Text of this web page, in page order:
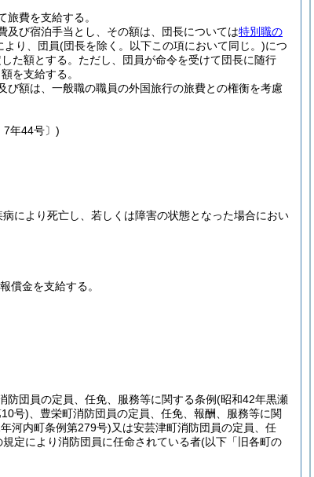
費を支給する。
び宿泊手当とし、その額は、団長については特別職の
より、団員(団長を除く。以下この項において同じ。)につ
た額とする。 ただし、団員が命令を受けて団長に随行
を支給する。
額は、一般職の職員の外国旅行の旅費との権衡を考慮
7年44号〕)
により死亡し、若しくは障害の状態となった場合におい
償金を支給する。
団員の定員、任免、服務等に関する条例(昭和42年黒瀬
号) 、豊栄町消防団員の定員、任免、報酬、服務等に関
河内町条例第279号)又は安芸津町消防団員の定員、任
規定により消防団員に任命されている者(以下「旧各町の